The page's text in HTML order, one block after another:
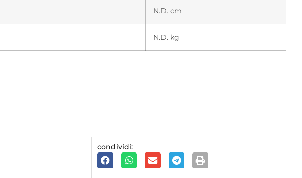
N.D. cm
N.D. kg
condividi: